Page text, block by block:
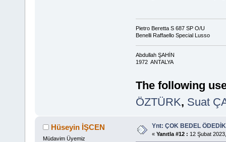
Pietro Beretta S 687 SP O/U
Benelli Raffaello Special Lusso
Abdullah ŞAHİN
1972 ANTALYA
The following
ÖZTÜRK, Suat
Hüseyin İŞCEN
Müdavim Üyemiz
Ynt: ÇOK BEDEL
« Yanıtla #12 : 12 Şubat